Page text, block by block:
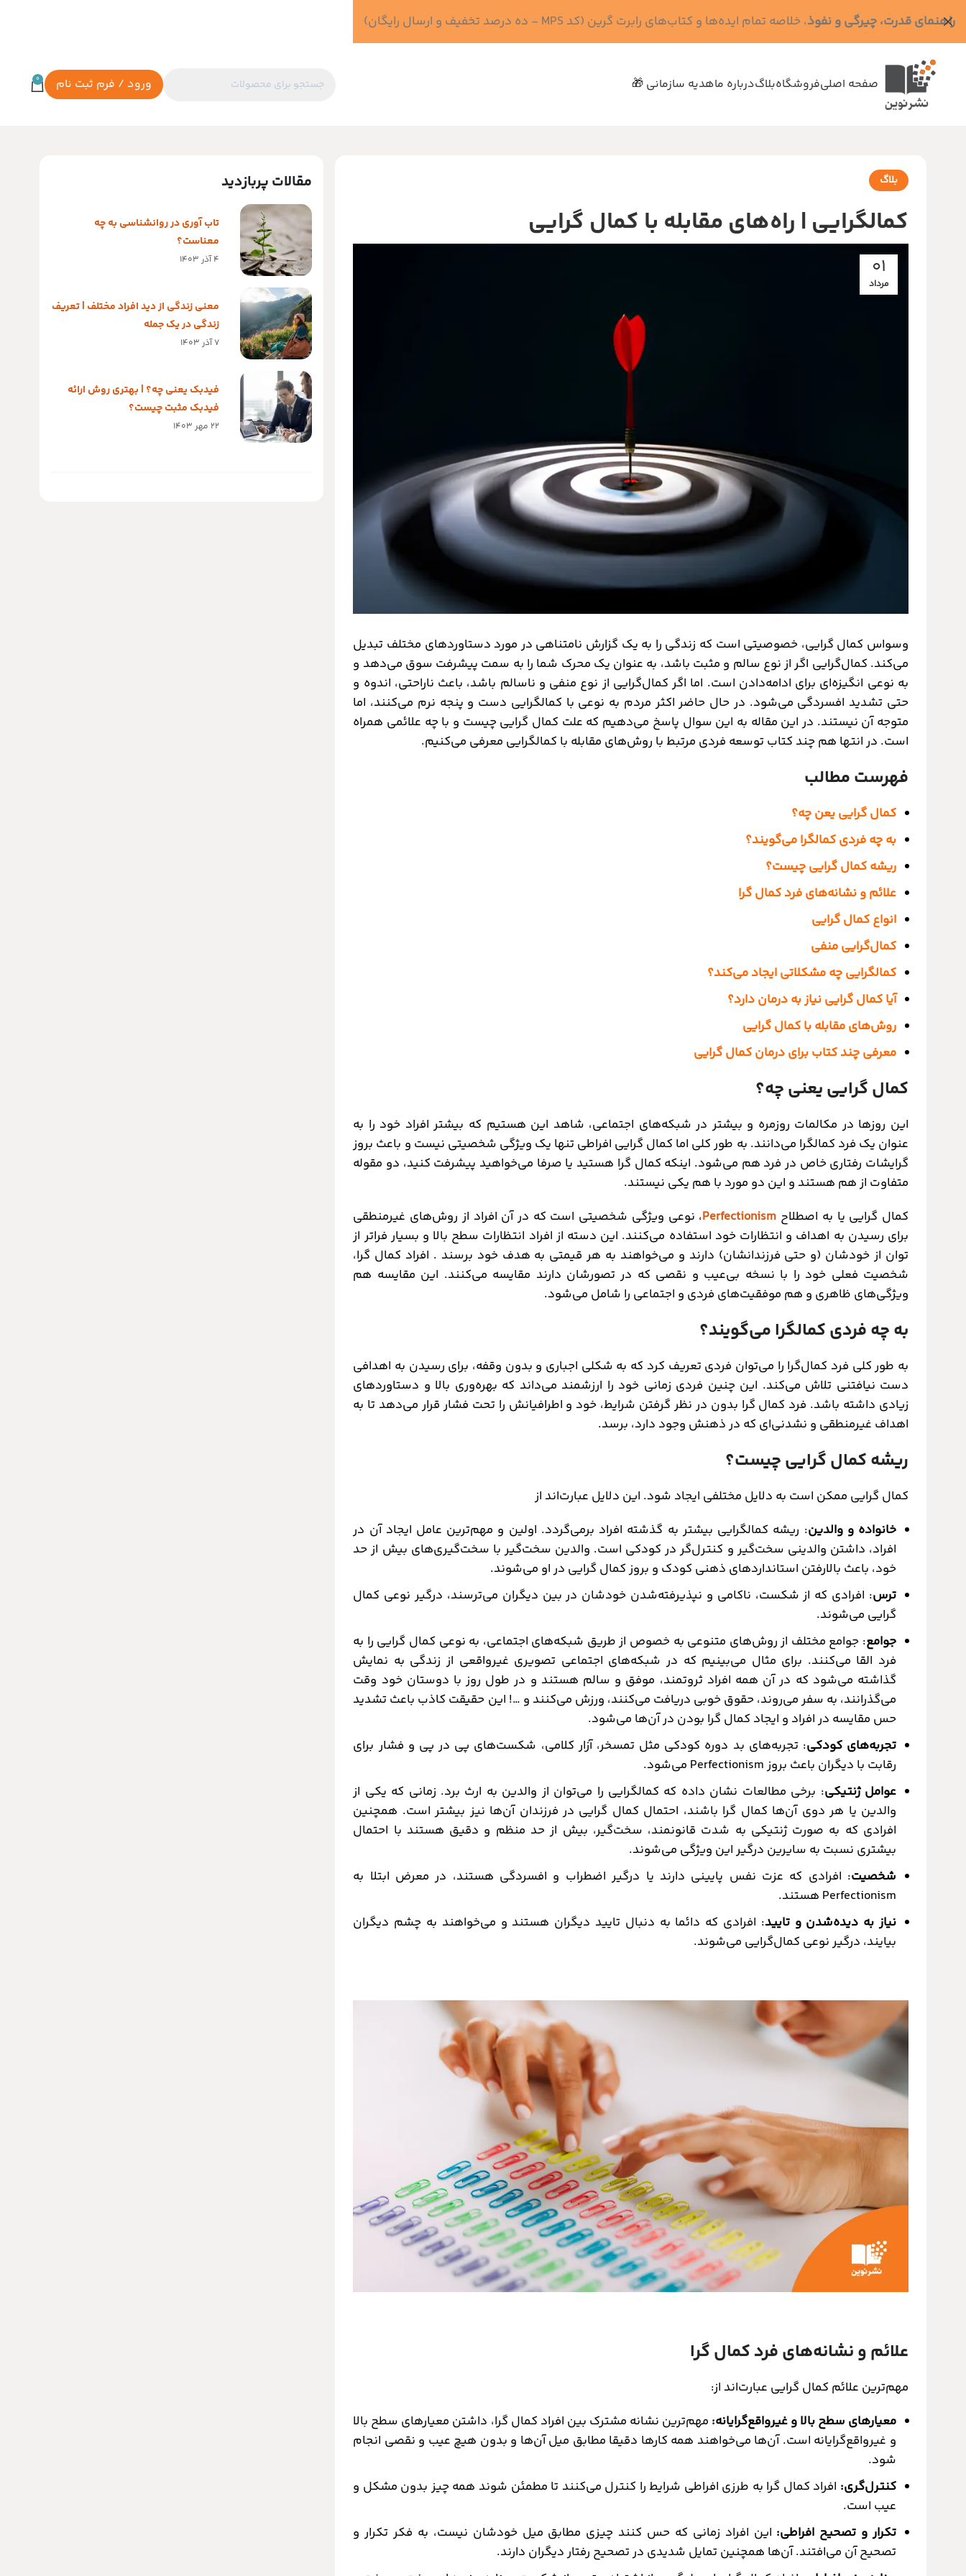
صفحه اصلیفروشگاهبلاگدرباره ماهدیه سازمانی 🎁 ورود / فرم ثبت نام 0
بلاگ
کمالگرایی | راه‌های مقابله با کمال گرایی
01
مرداد
وسواس کمال گرایی، خصوصیتی است که زندگی را به یک گزارش نامتناهی در مورد دستاوردهای مختلف تبدیل
می‌کند. کمال‌گرایی اگر از نوع سالم و مثبت باشد، به عنوان یک محرک شما را به سمت پیشرفت سوق می‌دهد و
به نوعی انگیزه‌ای برای ادامه‌دادن است. اما اگر کمال‌‌گرایی از نوع منفی و ناسالم باشد، باعث ناراحتی، اندوه و
حتی تشدید افسردگی می‌شود. در حال حاضر اکثر مردم به نوعی با کمالگرایی دست و پنجه نرم می‌کنند، اما
متوجه آن نیستند. در این مقاله به این سوال پاسخ می‌دهیم که علت کمال گرایی چیست و با چه علائمی همراه
است. در انتها هم چند کتاب توسعه فردی مرتبط با روش‌های مقابله با کمالگرایی معرفی می‌کنیم.
فهرست مطالب
کمال گرایی یعن چه؟
به چه فردی کمالگرا می‌گویند؟
ریشه کمال گرایی چیست؟
علائم و نشانه‌های فرد کمال گرا
انواع کمال گرایی
کمال‌گرایی منفی
کمالگرایی چه مشکلاتی ایجاد می‌کند؟
آیا کمال گرایی نیاز به درمان دارد؟
روش‌های مقابله با کمال گرایی
معرفی چند کتاب برای درمان کمال گرایی
کمال گرایی یعنی چه؟
این روزها در مکالمات روزمره و بیشتر در شبکه‌های اجتماعی، شاهد این هستیم که بیشتر افراد خود را به
عنوان یک فرد کمالگرا می‌دانند. به طور کلی اما کمال گرایی افراطی تنها یک ویژگی شخصیتی نیست و باعث بروز
گرایشات رفتاری خاص در فرد هم می‌شود. اینکه کمال گرا هستید یا صرفا می‌خواهید پیشرفت کنید، دو مقوله
متفاوت از هم هستند و این دو مورد با هم یکی نیستند.
کمال گرایی یا به اصطلاح Perfectionism، نوعی ویژگی شخصیتی است که در آن افراد از روش‌های غیرمنطقی
برای رسیدن به اهداف و انتظارات خود استفاده می‌کنند. این دسته از افراد انتظارات سطح بالا و بسیار فراتر از
توان از خودشان (و حتی فرزندانشان) دارند و می‌خواهند به هر قیمتی به هدف خود برسند . افراد کمال گرا،
شخصیت فعلی خود را با نسخه بی‌عیب و نقصی که در تصورشان دارند مقایسه می‌کنند. این مقایسه هم
ویژگی‌های ظاهری و هم موفقیت‌های فردی و اجتماعی را شامل می‌شود.
به چه فردی کمالگرا می‌گویند؟
به طور کلی فرد کمال‌گرا را می‌توان فردی تعریف کرد که به شکلی اجباری و بدون وقفه، برای رسیدن به اهدافی
دست نیافتنی تلاش می‌کند. این چنین فردی زمانی خود را ارزشمند می‌داند که بهره‌وری بالا و دستاوردهای
زیادی داشته باشد. فرد کمال گرا بدون در نظر گرفتن شرایط، خود و اطرافیانش را تحت فشار قرار می‌دهد تا به
اهداف غیرمنطقی و نشدنی‌ای که در ذهنش وجود دارد، برسد.
ریشه کمال گرایی چیست؟
کمال گرایی ممکن است به دلایل مختلفی ایجاد شود. این دلایل عبارت‌اند از
خانواده و والدین: ریشه کمالگرایی بیشتر به گذشته افراد برمی‌گردد. اولین و مهم‌ترین عامل ایجاد آن در
افراد، داشتن والدینی سخت‌گیر و کنترل‌گر در کودکی است. والدین سخت‌گیر با سخت‌گیری‌های بیش از حد
خود، باعث بالارفتن استانداردهای ذهنی کودک و بروز کمال گرایی در او می‌شوند.
ترس: افرادی که از شکست، ناکامی و نپذیرفته‌شدن خودشان در بین دیگران می‌ترسند، درگیر نوعی کمال
گرایی می‌شوند.
جوامع: جوامع مختلف از روش‌های متنوعی به خصوص از طریق شبکه‌های اجتماعی، به نوعی کمال گرایی را به
فرد القا می‌کنند. برای مثال می‌بینیم که در شبکه‌های اجتماعی تصویری غیرواقعی از زندگی به نمایش
گذاشته می‌شود که در آن همه افراد ثروتمند، موفق و سالم هستند و در طول روز با دوستان خود وقت
می‌گذرانند، به سفر می‌روند، حقوق خوبی دریافت می‌کنند، ورزش می‌کنند و …! این حقیقت کاذب باعث تشدید
حس مقایسه در افراد و ایجاد کمال گرا بودن در آن‌ها می‌شود.
تجربه‌های کودکی: تجربه‌های بد دوره کودکی مثل تمسخر، آزار کلامی، شکست‌های پی در پی و فشار برای
رقابت با دیگران باعث بروز Perfectionism می‌شود.
عوامل ژنتیکی: برخی مطالعات نشان داده که کمالگرایی را می‌توان از والدین به ارث برد. زمانی که یکی از
والدین یا هر دوی آن‌ها کمال گرا باشند، احتمال کمال گرایی در فرزندان آن‌ها نیز بیشتر است. همچنین
افرادی که به صورت ژنتیکی به شدت قانونمند، سخت‌گیر، بیش از حد منظم و دقیق هستند با احتمال
بیشتری نسبت به سایرین درگیر این ویژگی می‌شوند.
شخصیت: افرادی که عزت نفس پایینی دارند یا درگیر اضطراب و افسردگی هستند، در معرض ابتلا به
Perfectionism هستند.
نیاز به دیده‌شدن و تایید: افرادی که دائما به دنبال تایید دیگران هستند و می‌خواهند به چشم دیگران
بیایند، درگیر نوعی کمال‌گرایی می‌شوند.
علائم و نشانه‌های فرد کمال گرا
مهم‌ترین علائم کمال گرایی عبارت‌اند از:
معیارهای سطح بالا و غیرواقع‌گرایانه: مهم‌ترین نشانه مشترک بین افراد کمال گرا، داشتن معیارهای سطح بالا
و غیرواقع‌گرایانه است. آن‌ها می‌خواهند همه کارها دقیقا مطابق میل آن‌ها و بدون هیچ عیب و نقصی انجام
شود.
کنترل‌گری: افراد کمال گرا به طرزی افراطی شرایط را کنترل می‌کنند تا مطمئن شوند همه چیز بدون مشکل و
عیب است.
تکرار و تصحیح افراطی: این افراد زمانی که حس کنند چیزی مطابق میل‌ خودشان نیست، به فکر تکرار و
تصحیح آن می‌افتند. آن‌ها همچنین تمایل شدیدی در تصحیح رفتار دیگران دارند.
مقالات پربازدید
تاب آوری در روانشناسی به چه
معناست؟
4 آذر 1403
معنی زندگی از دید افراد مختلف | تعریف
زندگی در یک جمله
7 آذر 1403
فیدبک یعنی چه؟ | بهتری روش ارائه
فیدبک مثبت چیست؟
22 مهر 1403
راهنمای قدرت، چیرگی و نفوذ، خلاصه تمام ایده‌ها و کتاب‌های رابرت گرین (کد MPS - ده درصد تخفیف و ارسال رایگان)